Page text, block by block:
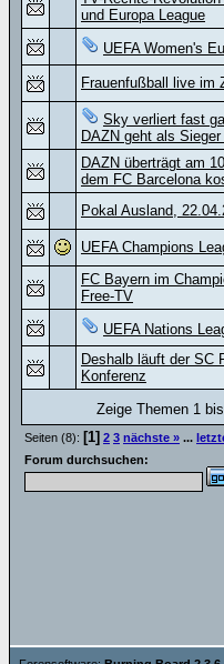
und Europa League
UEFA Women's
Frauenfußball live im
Sky verliert fast
DAZN geht als
DAZN überträgt am
dem FC Barcelona
Pokal Ausland,
UEFA Champions
FC Bayern im
Free-TV
UEFA Nations
Deshalb läuft der SC
Konferenz
Zeige Themen 1
Seiten (8): [1] 2 3 nächste » ...
Forum durchsuchen: